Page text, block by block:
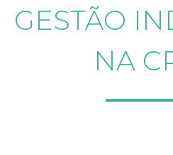
GESTÃO
NA